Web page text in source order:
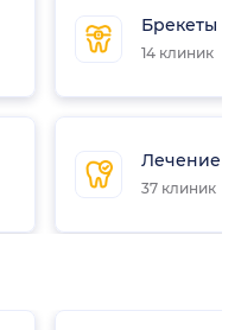
Брекеты
14 клиник
Лечение
37 клиник